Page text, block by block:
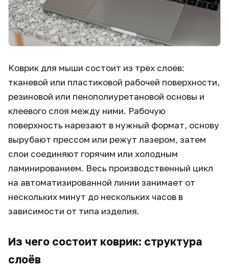
Коврик для мыши состоит из трёх слоёв:
тканевой или пластиковой рабочей поверхности,
резиновой или пенополиуретановой основы и
клеевого слоя между ними. Рабочую
поверхность нарезают в нужный формат, основу
вырубают прессом или режут лазером, затем
слои соединяют горячим или холодным
ламинированием. Весь производственный цикл
на автоматизированной линии занимает от
нескольких минут до нескольких часов в
зависимости от типа изделия.
Из чего состоит коврик: структура
слоёв